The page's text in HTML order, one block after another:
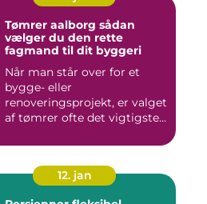
Tømrer aalborg sådan
vælger du den rette
fagmand til dit byggeri
Når man står over for et
bygge- eller
renoveringsprojekt, er valget
af tømrer ofte det vigtigste
12. jan